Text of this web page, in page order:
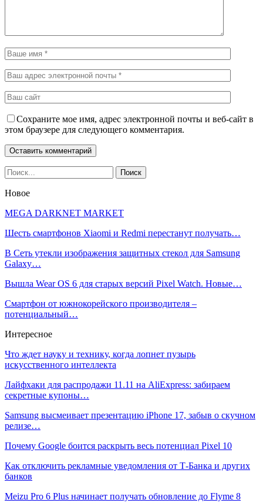
Сохраните мое имя, адрес электронной почты и веб-сайт в
этом браузере для следующего комментария.
Новое
MEGA DARKNET MARKET
Шесть смартфонов Xiaomi и Redmi перестанут получать…
В Сеть утекли изображения защитных стекол для Samsung
Galaxy…
Вышла Wear OS 6 для старых версий Pixel Watch. Новые…
Смартфон от южнокорейского производителя –
потенциальный…
Интересное
Что ждет науку и технику, когда лопнет пузырь
искусственного интеллекта
Лайфхаки для распродажи 11.11 на AliExpress: забираем
секретные купоны…
Samsung высмеивает презентацию iPhone 17, забыв о скучном
релизе…
Почему Google боится раскрыть весь потенциал Pixel 10
Как отключить рекламные уведомления от Т-Банка и других
банков
Meizu Pro 6 Plus начинает получать обновление до Flyme 8